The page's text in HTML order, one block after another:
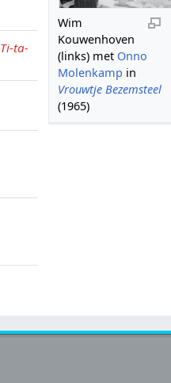
Wim
Kouwenhoven
(links) met Onno
Molenkamp in
Vrouwtje Bezemsteel
(1965)
Ti-ta-